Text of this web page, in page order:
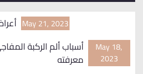
May 21, 2023
أسباب ألم الركبة
معرفته
May 18,
2023